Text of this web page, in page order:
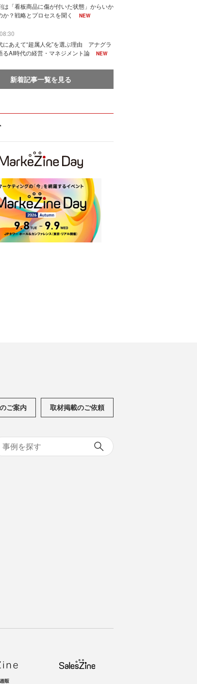
は「看板商品に傷が付いた状態」からいか
か？戦略とプロセスを聞く
NEW
にあえて“超属人化”を選ぶ理由 アナグラ
るAI時代の経営・マネジメント論
NEW
新着記事一覧を見る
ご案内 取材掲載のご依頼